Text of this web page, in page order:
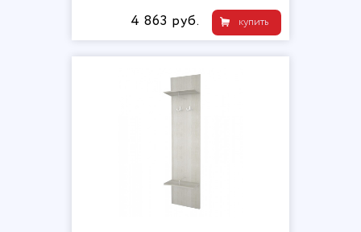
купить
4 863 руб.